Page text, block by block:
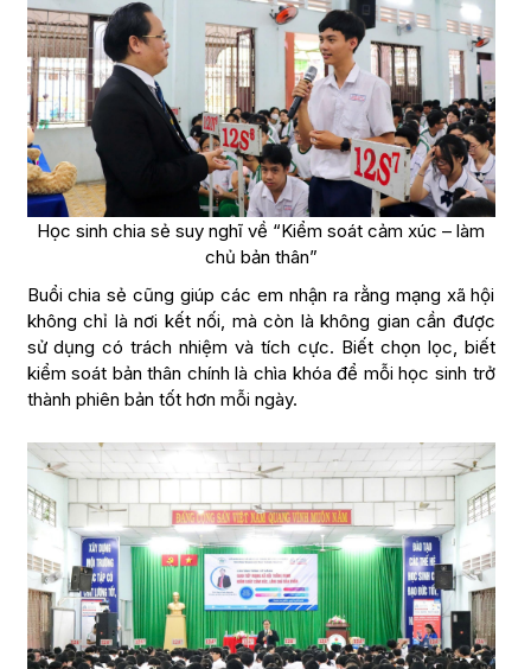
Học sinh chia sẻ suy nghĩ về “Kiểm soát cảm xúc – làm
chủ bản thân”
Buổi chia sẻ cũng giúp các em nhận ra rằng mạng xã hội
không chỉ là nơi kết nối, mà còn là không gian cần được
sử dụng có trách nhiệm và tích cực. Biết chọn lọc, biết
kiểm soát bản thân chính là chìa khóa để mỗi học sinh trở
thành phiên bản tốt hơn mỗi ngày.